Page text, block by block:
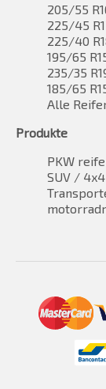
205/55
225/45
225/40
195/65
235/35
185/65
Alle
Produkte
PKW
SUV /